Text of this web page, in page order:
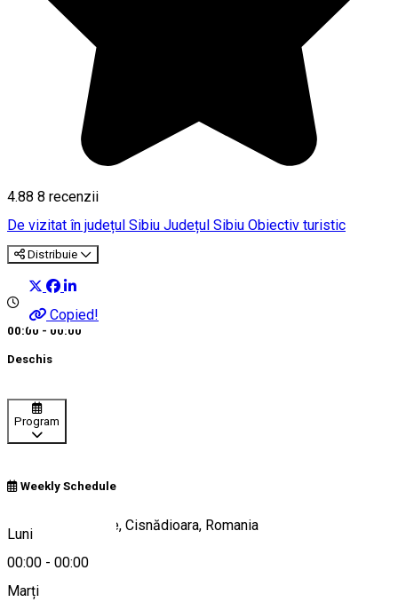
4.88 8 recenzii
De vizitat în județul Sibiu Județul Sibiu Obiectiv turistic
Distribuie
Copied!
00:00 - 00:00
Deschis
Program
Weekly Schedule
Luni
00:00 - 00:00
Marți
Strada Sub Cetate, Cisnădioara, Romania
Hartă